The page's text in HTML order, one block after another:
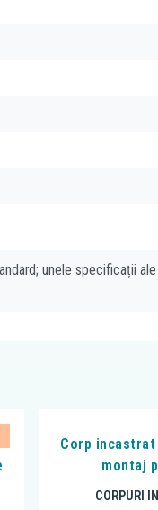
unele specificații
Corp incastrat
montaj
CORPURI